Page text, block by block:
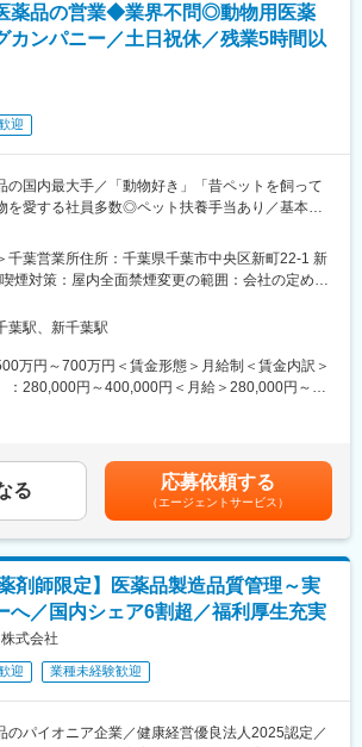
薬品の営業◆業界不問◎動物用医薬
カンパニー／土日祝休／残業5時間以
迎
の国内最大手／「動物好き」「昔ペットを飼って
を愛する社員多数◎ペット扶養手当あり／基本直
ット向け医薬品の提案活動です。 （CA営業：
（コンパニオンアニマル 伴侶動物）の略称）
＞
動物病院を訪問し、獣医師や動物看護師に対して
提供と現場課題の情報収集を行いながら、問題解
提案型営業です
月間目標の達成に向けて営業活動いただきます
、新規営業が発生する可能性があります）
は東京都 23 区西部と千葉県
問するか行動予定は、個人の采配で決められ、裁
できます。
業時移動にかかる経費は会社支給
があります。昇進昇格は1年間の評価を基に、行
決定していきます。キャリア申告と面談も制度が
ャリアや長所や短所などを面談しキャリア形成を
千葉営業所住所：千葉県千葉市中央区新町22-1 新
煙対策：屋内全面禁煙変更の範囲：会社の定める
葉駅、新千葉駅
万円～700万円＜賃金形態＞月給制＜賃金内訳＞
：280,000円～400,000円＜月給＞280,000円～
があります。月給(月額)は固定手当を含めた表記で
る 応募依頼する
（エージェントサービス）
剤師限定】医薬品製造品質管理～実
へ／国内シェア6割超／福利厚生充実
式会社
迎 業種未経験歓迎
のパイオニア企業／健康経営優良法人2025認定／